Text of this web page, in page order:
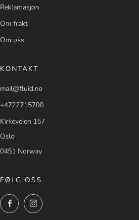
Reklamasjon
Om frakt
Om oss
KONTAKT
mail@fluid.no
+4722715700
Kirkeveien 157
Oslo
0451 Norway
FØLG OSS
FacebookInstagram